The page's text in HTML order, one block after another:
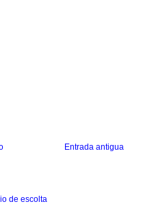
Entrada antigua
de escolta